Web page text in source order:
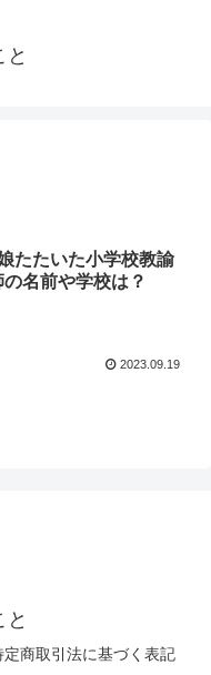
と
たたいた小学校教諭
名前や学校は？
2023.09.19
と
定商取引法に基づく表記